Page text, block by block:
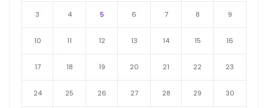
3 4 5 6 7 8 9
10 11 12 13 14 15 16
17 18 19 20 21 22 23
24 25 26 27 28 29 30